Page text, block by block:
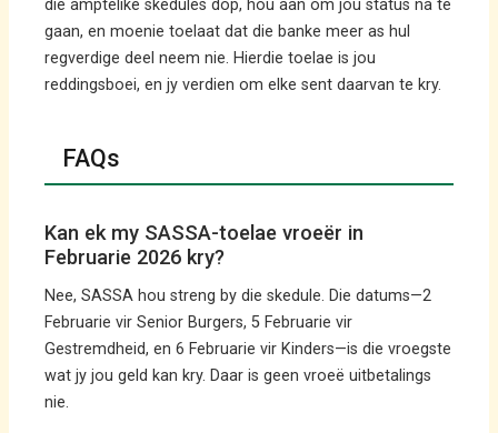
die amptelike skedules dop, hou aan om jou status na te
gaan, en moenie toelaat dat die banke meer as hul
regverdige deel neem nie. Hierdie toelae is jou
reddingsboei, en jy verdien om elke sent daarvan te kry.
FAQs
Kan ek my SASSA-toelae vroeër in
Februarie 2026 kry?
Nee, SASSA hou streng by die skedule. Die datums—2
Februarie vir Senior Burgers, 5 Februarie vir
Gestremdheid, en 6 Februarie vir Kinders—is die vroegste
wat jy jou geld kan kry. Daar is geen vroeë uitbetalings
nie.